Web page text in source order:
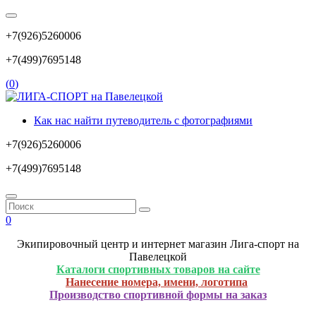
+7(926)5260006
+7(499)7695148
(0)
Как нас найти путеводитель с фотографиями
+7(926)5260006
+7(499)7695148
0
Экипировочный центр и интернет магазин Лига-спорт на
Павелецкой
Каталоги спортивных товаров на сайте
Нанесение номера, имени, логотипа
Производство спортивной формы на заказ